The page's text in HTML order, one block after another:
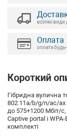
всілякі види
Оплата
оплата
Короткий
Гібридна вулична
802.11a/b/g/n/ac/ax
до 575+1200 Мбіт/с,
Captive portal і
комплекті